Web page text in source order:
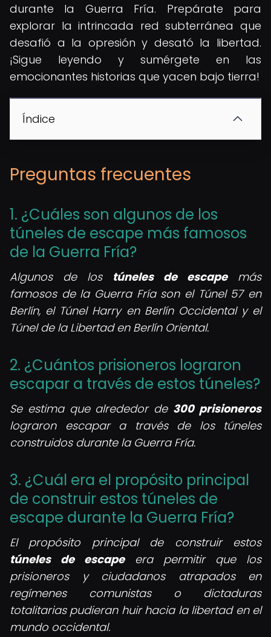
durante la Guerra Fría. Prepárate para
explorar la intrincada red subterránea que
desafió a la opresión y desató la libertad.
¡Sigue leyendo y sumérgete en las
emocionantes historias que yacen bajo tierra!
Índice
Preguntas frecuentes
1. ¿Cuáles son algunos de los
túneles de escape más famosos
de la Guerra Fría?
Algunos de los túneles de escapemás
famosos de la Guerra Fría son el Túnel 57 en
Berlín, el Túnel Harry en Berlín Occidental y el
Túnel de la Libertad en Berlín Oriental.
2. ¿Cuántos prisioneros lograron
escapar a través de estos túneles?
Se estima que alrededor de 300 prisioneros
lograron escapar a través de los túneles
construidos durante la Guerra Fría.
3. ¿Cuál era el propósito principal
de construir estos túneles de
escape durante la Guerra Fría?
El propósito principal de construir estos
túneles de escapeera permitir que los
prisioneros y ciudadanos atrapados en
regímenes comunistas o dictaduras
totalitarias pudieran huir hacia la libertad en el
mundo occidental.